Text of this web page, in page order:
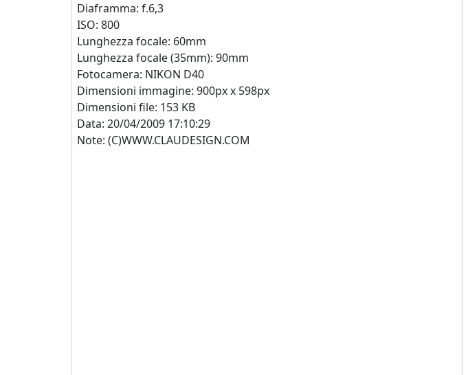
Diaframma: f.6,3
ISO: 800
Lunghezza focale: 60mm
Lunghezza focale (35mm): 90mm
Fotocamera: NIKON D40
Dimensioni immagine: 900px x 598px
Dimensioni file: 153 KB
Data: 20/04/2009 17:10:29
Note: (C)WWW.CLAUDESIGN.COM